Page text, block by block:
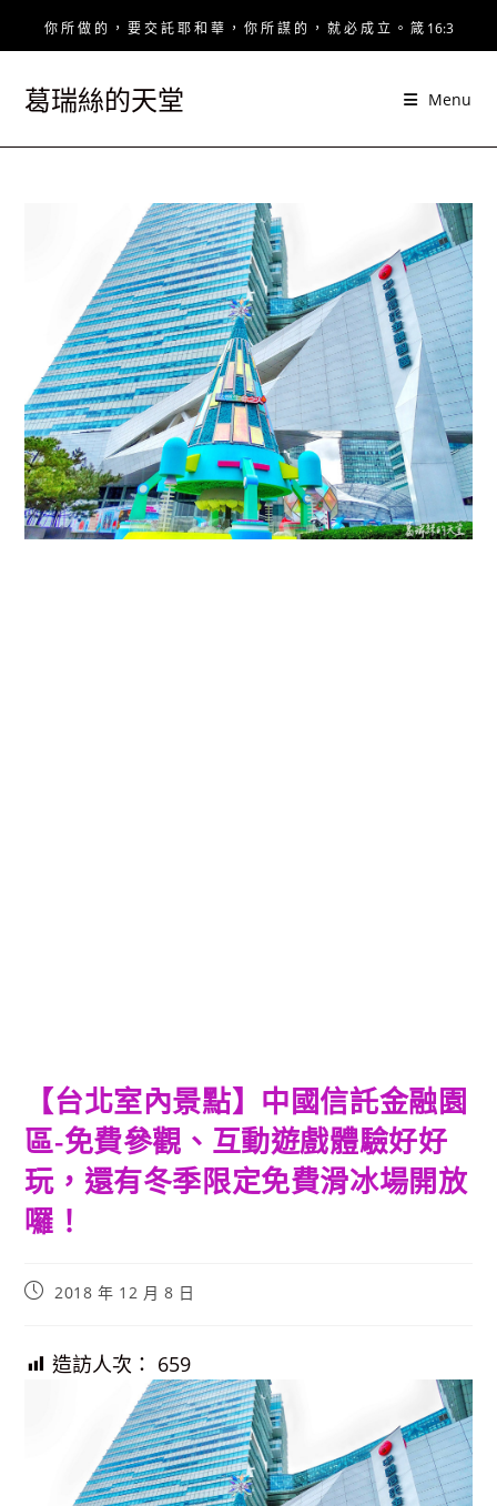
你 所 做 的 ， 要 交 託 耶 和 華 ， 你 所 謀 的 ， 就 必 成 立 。 箴 16:3
葛瑞絲的天堂 Menu
【台北室內景點】中國信託金融園
區-免費參觀、互動遊戲體驗好好
玩，還有冬季限定免費滑冰場開放
囉！
Post2018 年 12 月 8 日
造訪人次： 659